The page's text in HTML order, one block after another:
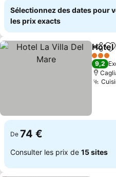
Sélectionnez des dates pour
les prix exacts
Hotel
3 Étoiles
9,2
De 74 €
Consulter les prix de 15 sites